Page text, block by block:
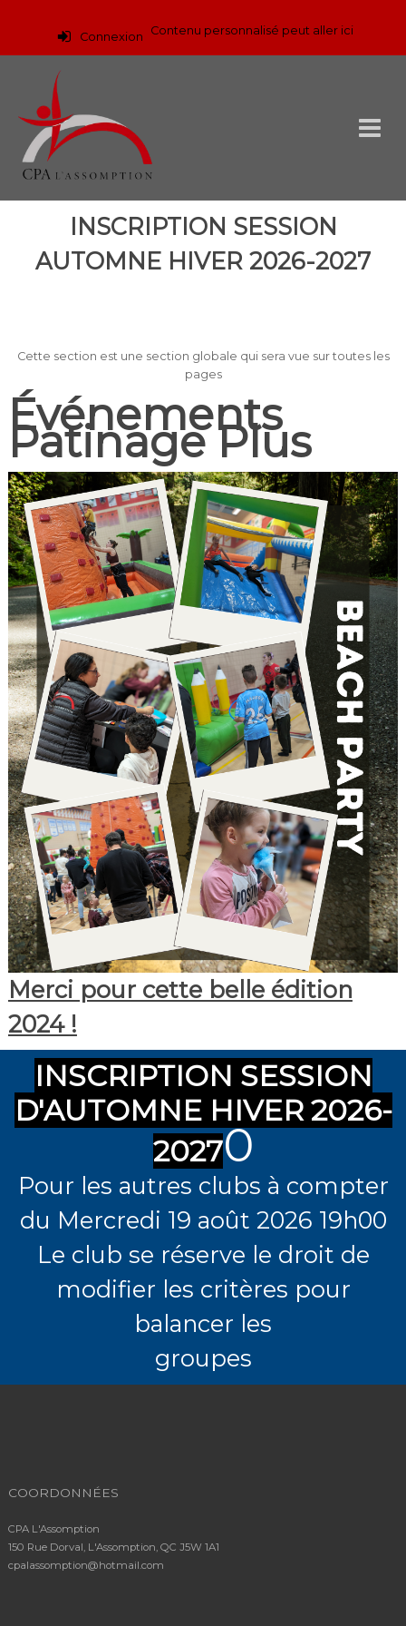
Connexion Contenu personnalisé peut aller ici
INSCRIPTION SESSION
AUTOMNE HIVER 2026-2027
Cette section est une section globale qui sera vue sur toutes les
pages
Événements
Patinage Plus
Merci pour cette belle édition
2024 !
INSCRIPTION SESSION
D'AUTOMNE HIVER 2026-
20270
Pour les autres clubs à compter
du Mercredi 19 août 2026 19h00
Le club se réserve le droit de
modifier les critères pour
balancer les
groupes
COORDONNÉES
CPA L'Assomption
150 Rue Dorval, L'Assomption, QC J5W 1A1
cpalassomption@hotmail.com